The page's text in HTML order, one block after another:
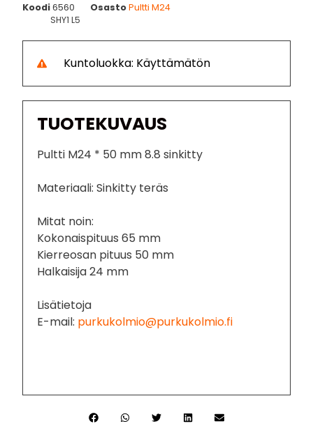
Koodi6560 OsastoPultti M24
SHY1 L5
Kuntoluokka: Käyttämätön
TUOTEKUVAUS
Pultti M24 * 50 mm 8.8 sinkitty
Materiaali: Sinkitty teräs
Mitat noin:
Kokonaispituus 65 mm
Kierreosan pituus 50 mm
Halkaisija 24 mm
Lisätietoja
E-mail: purkukolmio@purkukolmio.fi